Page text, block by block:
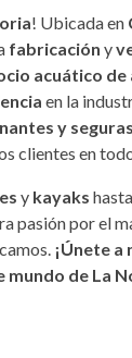
! Ubicada en
fabricación y
acuático de
en la
y
clientes en
y kayaks hasta
pasión por el
¡Únete
mundo de La